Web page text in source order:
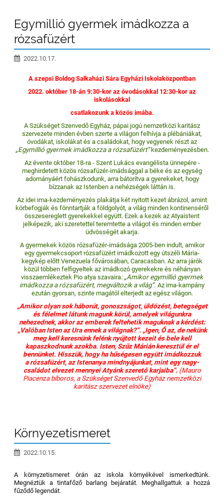
Egymillió gyermek imádkozza a
rózsafüzért
2022.10.17.
A szepsi Boldog Salkaházi Sára Egyházi Iskolaközpontban
2022. október 18-án 9:30-kor az óvodásokkal 12:30-kor az
iskolásokkal
csatlakozunk a közös imába.
A Szükséget Szenvedő Egyház, pápai jogú nemzetközi karitász
szervezete minden évben szerte a világon felhívja a plébániákat,
óvodákat, iskolákat és a családokat, hogy vegyenek részt az
„Egymillió gyermek imádkozza a rózsafüzért”kezdeményezésben.
Az évente október 18-ra - Szent Lukács evangélista ünnepére -
meghirdetett közös rózsafüzér-imádsággal a béke és az egység
adományáért fohászkodunk, arra bátorítva a gyerekeket, hogy
bízzanak az Istenben a nehézségek láttán is.
Az idei ima-kezdeményezés plakátja két nyitott kezet ábrázol, amint
körbefogják és fönntartják a földgolyót, a világ minden kontinenséről
összesereglett gyerekekkel együtt. Ezek a kezek az Atyaistent
jelképezik, aki szeretettel teremtette a világot és minden ember
üdvösségét akarja.
A gyermekek közös rózsafüzér-imádsága 2005-ben indult, amikor
egy gyermekcsoport rózsafüzért imádkozott egy útszéli Mária-
kegykép előtt Venezuela fővárosában, Caracasban. Az arra járók
közül többen felfigyeltek az imádkozó gyerekekre és néhányan
visszaemlékeztek Pio atya szavaira: „Amikor egymillió gyermek
imádkozza a rózsafüzért, megváltozik a világ”. Az ima-kampány
ezután gyorsan, szinte magától elterjedt az egész világon.
„Amikor olyan sok háborút, gonoszságot, üldözést, betegséget
és félelmet látunk magunk körül, amelyek világunkra
nehezednek, akkor az emberek feltehetik maguknak a kérdést:
„Valóban Isten az Ura ennek a világnak?”. „Igen, Ő az, de nekünk
meg kell keresnünk felénk nyújtott kezeit és bele kell
kapaszkodnunk azokba. Isten, Szűz Márián keresztül ér el
bennünket. Hisszük, hogy ha hűségesen együtt imádkozzuk
a rózsafüzért, az Istenanya mindnyájunkat, mint egy nagy-
családot elvezet mennyei Atyánk szerető karjaiba”.(Mauro
Piacenza bíboros, a Szükséget Szenvedő Egyház nemzetközi
karitász szervezet elnöke)
Környezetismeret
2022.10.15.
A környzetismeret órán az iskola környékével ismerkedtünk.
Megnéztük a tintafőző barlang bejáratát. Meghallgattuk a hozzá
fűződő legendát.